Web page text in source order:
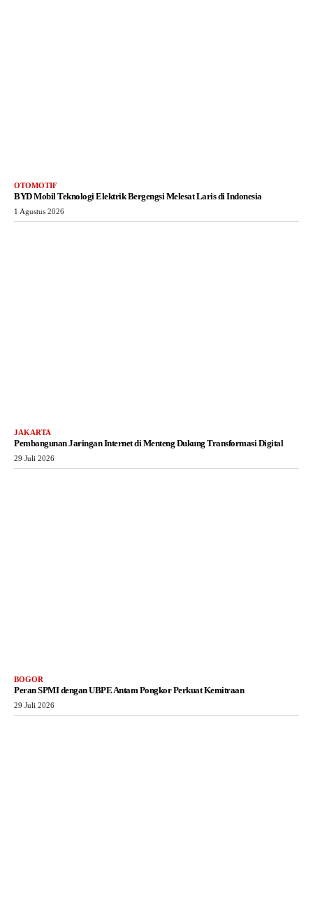
OTOMOTIF
BYD Mobil Teknologi Elektrik Bergengsi Melesat Laris di Indonesia
1 Agustus 2026
JAKARTA
Pembangunan Jaringan Internet di Menteng Dukung Transformasi Digital
29 Juli 2026
BOGOR
Peran SPMI dengan UBPE Antam Pongkor Perkuat Kemitraan
29 Juli 2026